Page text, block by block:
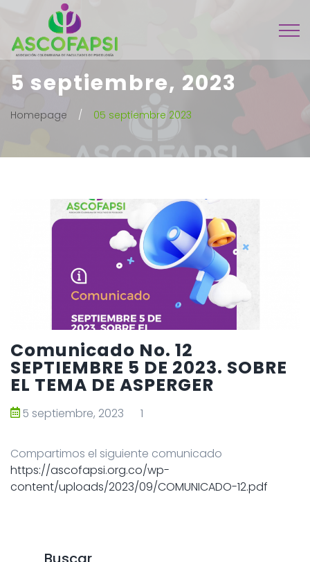
5 septiembre, 2023
Homepage 05 septiembre 2023
Comunicado No. 12
SEPTIEMBRE 5 DE 2023. SOBRE
EL TEMA DE ASPERGER
5 septiembre, 2023 1
Compartimos el siguiente comunicado
https://ascofapsi.org.co/wp-
content/uploads/2023/09/COMUNICADO-12.pdf